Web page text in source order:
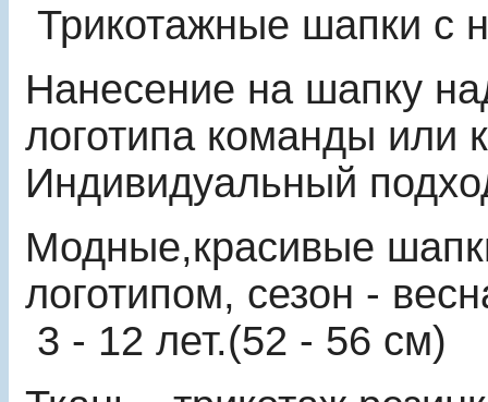
Трикотажные шапки с
Нанесение на шапку
логотипа команды или
Индивидуальный
Модные,красивые
логотипом, сезон -
3 - 12 лет.(52 - 56 см)